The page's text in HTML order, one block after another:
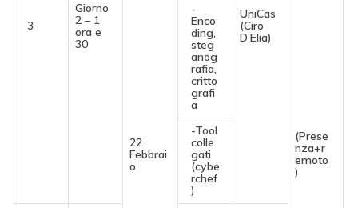
3
Giorno
2 – 1
ora e
30
22
Febbrai
o
UniCas
(Ciro
D’Elia)
(Prese
nza+r
emoto
)
-
Enco
ding,
steg
anog
rafia,
critto
grafi
a
-Tool
colle
gati
(cybe
rchef
)